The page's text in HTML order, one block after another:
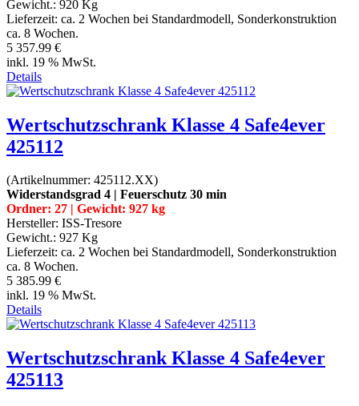
Gewicht.: 920 Kg
Lieferzeit: ca. 2 Wochen bei Standardmodell, Sonderkonstruktion
ca. 8 Wochen.
5 357.99 €
inkl. 19 % MwSt.
Details
Wertschutzschrank Klasse 4 Safe4ever
425112
(Artikelnummer: 425112.XX)
Widerstandsgrad 4 | Feuerschutz 30 min
Ordner: 27 | Gewicht: 927 kg
Hersteller: ISS-Tresore
Gewicht.: 927 Kg
Lieferzeit: ca. 2 Wochen bei Standardmodell, Sonderkonstruktion
ca. 8 Wochen.
5 385.99 €
inkl. 19 % MwSt.
Details
Wertschutzschrank Klasse 4 Safe4ever
425113